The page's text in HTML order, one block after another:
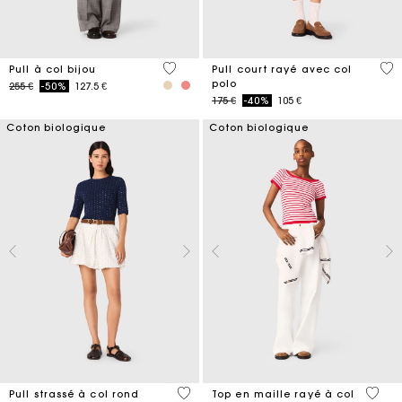
Pull à col bijou
Price reduced from
255 €to-50% 127.5 €
5 out of 5 Customer Rating
Pull court rayé avec col
polo
Price reduced from
175 €to-40% 105 €
3,6
Coton biologique
Pull strassé à col rond
5 out of 5 Customer Rating
Coton biologique
Top en maille rayé à col
4 out